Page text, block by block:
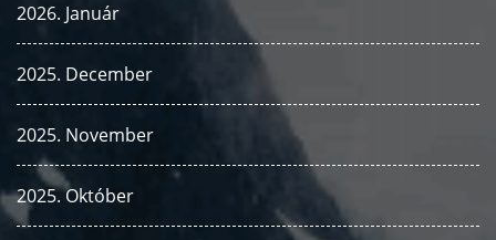
2026. Január
2025. December
2025. November
2025. Október